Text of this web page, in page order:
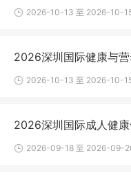
2026-10-13 至 2026-10-
2026深圳国际健康与
2026-10-13 至 2026-10-
2026深圳国际成人健
2026-09-18 至 2026-09-